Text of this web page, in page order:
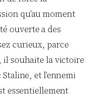
qu’au moment
ouverte a des
curieux, parce
il souhaite la victoire
et l’ennemi
essentiellement